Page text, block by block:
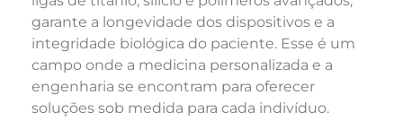
garante a longevidade dos dispositivos e a
integridade biológica do paciente. Esse é um
campo onde a medicina personalizada e a
engenharia se encontram para oferecer
soluções sob medida para cada indivíduo.